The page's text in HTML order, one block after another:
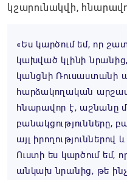
կշարունակվի,
«Ես կարծում եմ, որ
կախված կլինի
կանցնի Ռուսաստանի
հարձակողական
հնարավոր է, աշնանը
բանակցությունները,
այլ իրողություններով
Ուստի ես կարծում եմ,
անկախ նրանից, թե